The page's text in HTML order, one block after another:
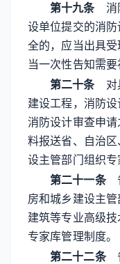
第十九条消
设单位提交的消
全的，应当出具
当一次性告知需要
第二十条对
建设工程，消防
消防设计审查申
料报送省、自治
设主管部门组织专
第二十一条省
房和城乡建设主管
建筑等专业高级
专家库管理制度。
第二十二条省